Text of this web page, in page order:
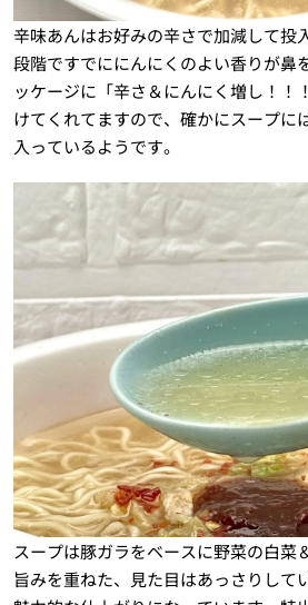
辛味あんはお好みの辛さで加減して投
段階ですでににんにくのよい香りが鼻
ッケージに「辛さ＆にんにく増し！！
けてくれてますので、確かにスープに
入っているようです。
スープは豚ガラをベースに野菜の白菜
旨みを重ねた、見た目はあっさりして